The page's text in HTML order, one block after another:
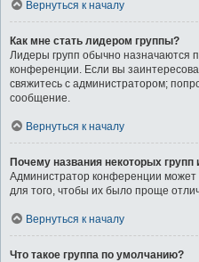
Вернуться к началу
Как мне стать лидером группы?
Лидеры групп обычно назначаются
конференции. Если вы
свяжитесь с администратором;
сообщение.
Вернуться к началу
Почему названия некоторых
Администратор конференции может
для того, чтобы их было проще
Вернуться к началу
Что такое группа по умолчанию?